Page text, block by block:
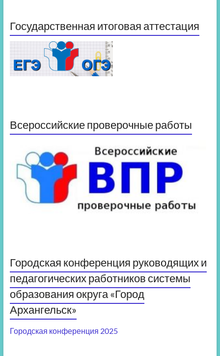
Государственная итоговая аттестация
Всероссийские проверочные работы
Городская конференция руководящих и
педагогических работников системы
образования округа «Город
Архангельск»
Городская конференция 2025